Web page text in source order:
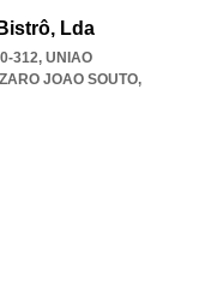
Lda
312, UNIAO
JOAO SOUTO,